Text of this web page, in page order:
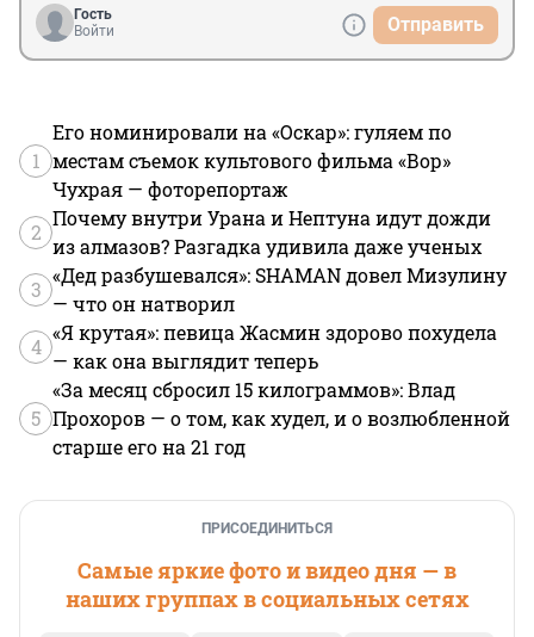
Гость
Войти
Отправить
1
Его номинировали на «Оскар»: гуляем по
местам съемок культового фильма «Вор»
Чухрая — фоторепортаж
2
Почему внутри Урана и Нептуна идут дожди
из алмазов? Разгадка удивила даже ученых
3
«Дед разбушевался»: SHAMAN довел Мизулину
— что он натворил
4
«Я крутая»: певица Жасмин здорово похудела
— как она выглядит теперь
5
«За месяц сбросил 15 килограммов»: Влад
Прохоров — о том, как худел, и о возлюбленной
старше его на 21 год
ПРИСОЕДИНИТЬСЯ
Самые яркие фото и видео дня — в
наших группах в социальных сетях